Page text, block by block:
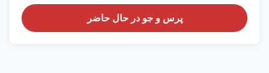
پرس و جو در حال حاضر